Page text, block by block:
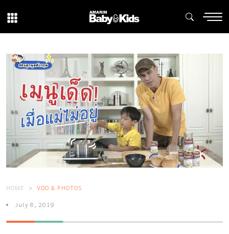
HOME VDO & PHOTOS
July 8, 2019